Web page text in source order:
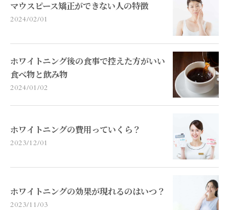
マウスピース矯正ができない人の特徴
2024/02/01
ホワイトニング後の食事で控えた方がいい
食べ物と飲み物
2024/01/02
ホワイトニングの費用っていくら？
2023/12/01
ホワイトニングの効果が現れるのはいつ？
2023/11/03